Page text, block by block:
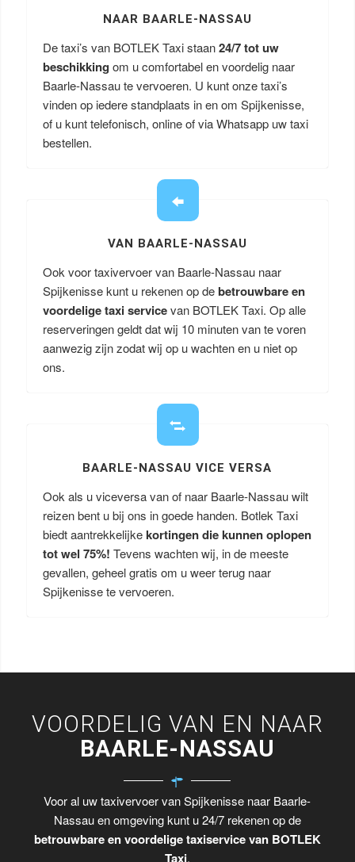
NAAR BAARLE-NASSAU
De taxi’s van BOTLEK Taxi staan24/7 tot uw
beschikking om u comfortabel en voordelig naar
Baarle-Nassau te vervoeren. U kunt onze taxi’s
vinden op iedere standplaats in en om Spijkenisse,
of u kunt telefonisch, online of via Whatsapp uw taxi
bestellen.
VAN BAARLE-NASSAU
Ook voor taxivervoer van Baarle-Nassau naar
Spijkenisse kunt u rekenen op debetrouwbare en
voordelige taxi servicevan BOTLEK Taxi. Op alle
reserveringen geldt dat wij 10 minuten van te voren
aanwezig zijn zodat wij op u wachten en u niet op
ons.
BAARLE-NASSAU VICE VERSA
Ook als u viceversa van of naar Baarle-Nassau wilt
reizen bent u bij ons in goede handen. Botlek Taxi
biedt aantrekkelijkekortingen die kunnen oplopen
tot wel 75%! Tevens wachten wij, in de meeste
gevallen, geheel gratis om u weer terug naar
Spijkenisse te vervoeren.
VOORDELIG VAN EN NAAR
BAARLE-NASSAU
Voor al uw taxivervoer van Spijkenisse naar Baarle-
Nassau en omgeving kunt u 24/7 rekenen op de
betrouwbare en voordelige taxiservice van BOTLEK
Taxi.